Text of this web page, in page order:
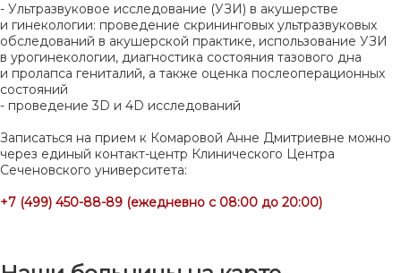
- Ультразвуковое исследование (УЗИ) в акушерстве
и гинекологии: проведение скрининговых ультразвуковых
обследований в акушерской практике, использование УЗИ
в урогинекологии, диагностика состояния тазового дна
и пролапса гениталий, а также оценка послеоперационных
состояний
- проведение 3D и 4D исследований
Записаться на прием к Комаровой Анне Дмитриевне можно
через единый контакт-центр Клинического Центра
Сеченовского университета:
+7 (499) 450-88-89 (ежедневно с 08:00 до 20:00)